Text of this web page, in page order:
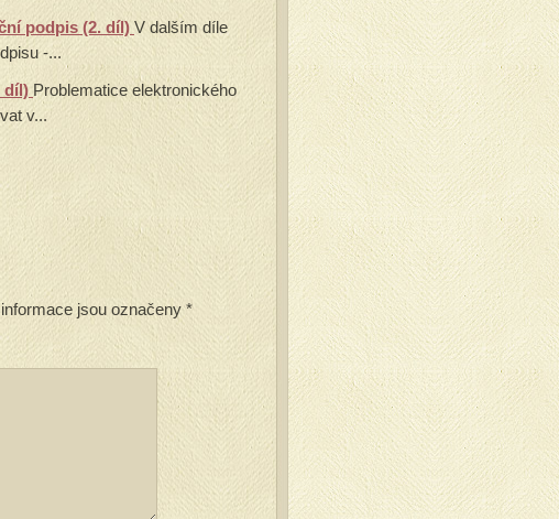
podpis (2. díl) V dalším díle
-...
díl) Problematice elektronického
v...
jsou označeny*